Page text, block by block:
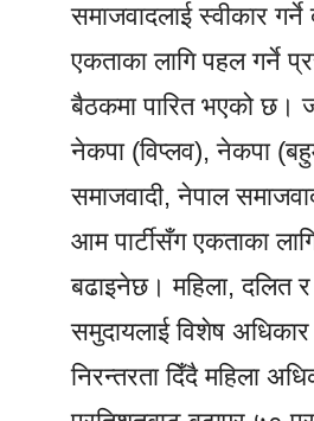
समाजवादलाई स्वीकार
एकताका लागि पहल गर्ने
बैठकमा पारित भएको छ।
नेकपा (विप्लव), नेकपा
समाजवादी, नेपाल
आम पार्टीसँग एकताका
बढाइनेछ। महिला, दलित
समुदायलाई विशेष अधिकार
निरन्तरता दिँदै महिला